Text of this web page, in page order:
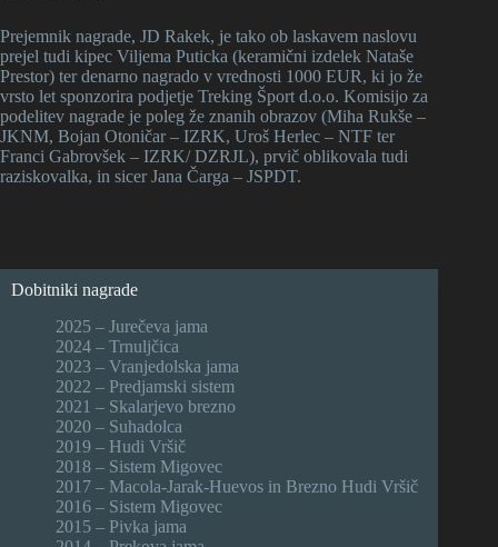
Prejemnik nagrade, JD Rakek, je tako ob laskavem naslovu
prejel tudi kipec Viljema Puticka (keramični izdelek Nataše
Prestor) ter denarno nagrado v vrednosti 1000 EUR, ki jo že
vrsto let sponzorira podjetje Treking Šport d.o.o. Komisijo za
podelitev nagrade je poleg že znanih obrazov (Miha Rukše –
JKNM, Bojan Otoničar – IZRK, Uroš Herlec – NTF ter
Franci Gabrovšek – IZRK/ DZRJL), prvič oblikovala tudi
raziskovalka, in sicer Jana Čarga – JSPDT.
Dobitniki nagrade
2025 – Jurečeva jama
2024 – Trnuljčica
2023 – Vranjedolska jama
2022 – Predjamski sistem
2021 – Skalarjevo brezno
2020 – Suhadolca
2019 – Hudi Vršič
2018 – Sistem Migovec
2017 – Macola-Jarak-Huevos in Brezno Hudi Vršič
2016 – Sistem Migovec
2015 – Pivka jama